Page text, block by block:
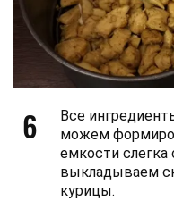
6
Все
можем
емкости
выкладываем
курицы.